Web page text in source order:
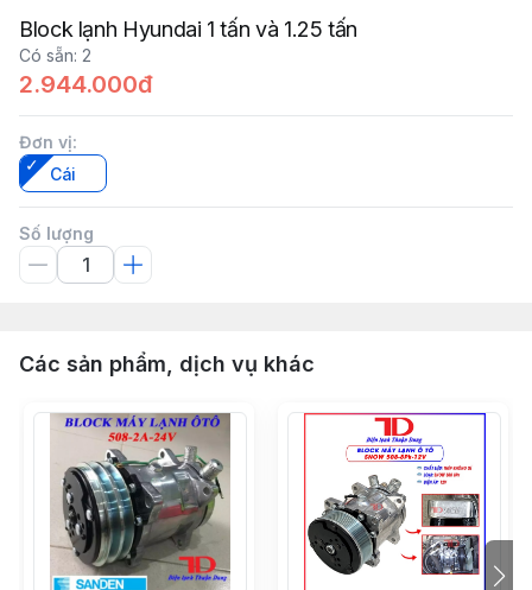
Block lạnh Hyundai 1 tấn và 1.25 tấn
Có sẵn: 2
2.944.000đ
Đơn vị:
Cái
Số lượng
Các sản phẩm, dịch vụ khác